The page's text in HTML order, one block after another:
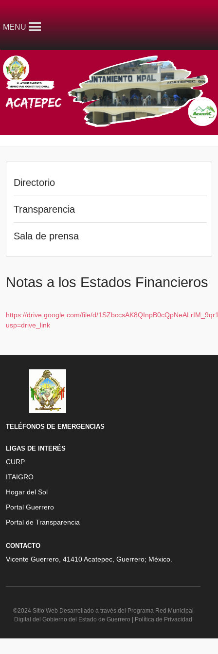
MENU
Directorio
Transparencia
Sala de prensa
Notas a los Estados Financieros
https://drive.google.com/file/d/
usp=drive_link
TELÉFONOS DE EMERGENCIAS
LIGAS DE INTERÉS
CURP
ITAIGRO
Hogar del Sol
Portal Guerrero
Portal de Transparencia
CONTACTO
Vicente Guerrero, 41410 Acatepec, Guerrero; México.
©2024 Sitio Web Desarrollado a través del Programa Red Municipal
Digital del Gobierno del Estado de Guerrero | Política de Privacidad